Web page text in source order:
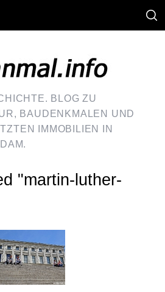
BLOG ZU
BAUDENKMALEN UND
IMMOBILIEN IN
"martin-luther-